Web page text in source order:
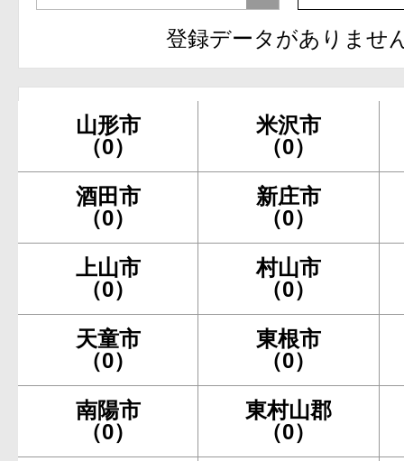
登録データがありませ
山形市
（0）
米沢市
（0）
酒田市
（0）
新庄市
（0）
上山市
（0）
村山市
（0）
天童市
（0）
東根市
（0）
南陽市
（0）
東村山郡
（0）